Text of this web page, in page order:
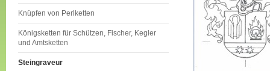
Knüpfen von Perlketten
Königsketten für Schützen, Fischer, Kegler
und Amtsketten
Steingraveur